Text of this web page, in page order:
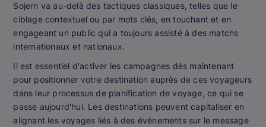
Sojern va au-delà des tactiques classiques, telles que le
ciblage contextuel ou par mots clés, en touchant et en
engageant un public qui a toujours assisté à des matchs
internationaux et nationaux.
Il est essentiel d'activer les campagnes dès maintenant
pour positionner votre destination auprès de ces voyageurs
dans leur processus de planification de voyage, ce qui se
passe aujourd'hui. Les destinations peuvent capitaliser en
alignant les voyages liés à des événements sur le message